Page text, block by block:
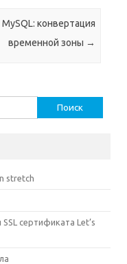
MySQL: конвертация
временной зоны →
stretch
сертификата Let’s